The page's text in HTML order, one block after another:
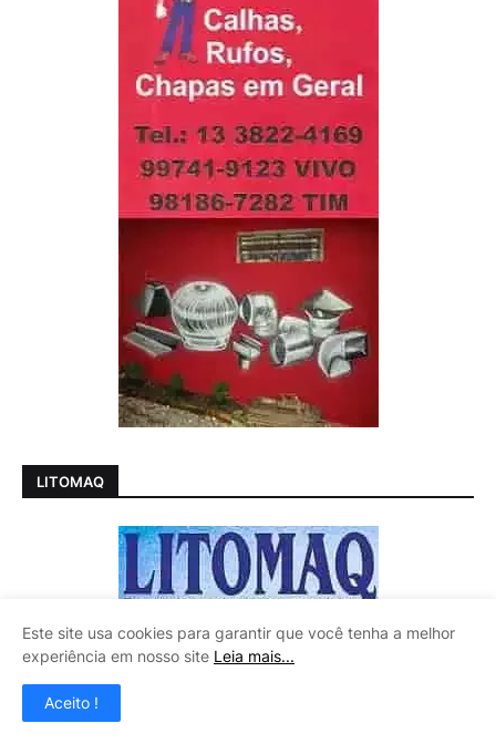
LITOMAQ
Este site usa cookies para garantir que você tenha a melhor
experiência em nosso site Leia mais...
Aceito !